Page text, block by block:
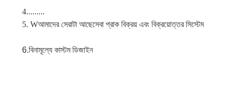
4.........
5. Wআমাদের সেরাটা আছেসেবা প্রাক বিক্রয় এবং বিক্রয়োত্তর সিস্টেম
6.বিনামূল্যে কাস্টম ডিজাইন